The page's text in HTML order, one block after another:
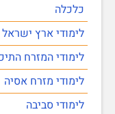
כלכלה
לימודי ארץ ישראל
לימודי המזרח
לימודי מזרח אסיה
לימודי סביבה